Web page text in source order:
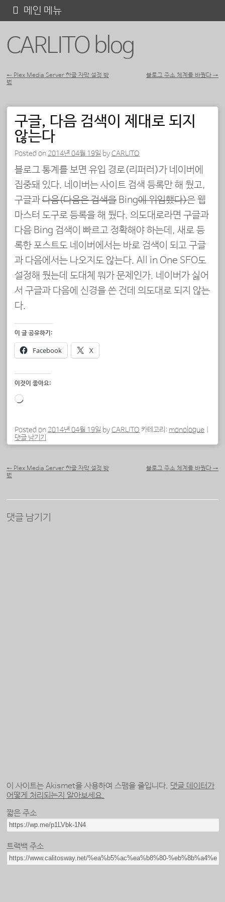
CARLITO blog
메인 메뉴
텐
포스트 내비게이션
← Plex Media Server 한글 자막 설정 방
법
블로그 주소 체계를 바꿨다 →
구글, 다음 검색이 제대로 되지
않는다
Posted on 2014년 04월 19일 byCARLITO
블로그 통계를 보면 유입 경로(리퍼러)가 네이버에
집중돼 있다. 네이버는 사이트 검색 등록만 해 뒀고,
구글과다음(다음은 검색을 Bing에 위임했다)은 웹
마스터 도구로 등록을 해 뒀다. 의도대로라면 구글과
다음 Bing 검색이 빠르고 정확해야 하는데, 새로 등
록한 포스트도 네이버에서는 바로 검색이 되고 구글
과 다음에서는 나오지도 않는다. All in One SEO도
설정해 뒀는데 도대체 뭐가 문제인가. 네이버가 싫어
서 구글과 다음에 신경을 쓴 건데 의도대로 되지 않는
다.
이 글 공유하기:
Facebook X
이것이 좋아요:
로
중...
Posted on 2014년 04월 19일 byCARLITO 카테고리: monologue
댓글 남기기
← Plex Media Server 한글 자막 설정 방
법
블로그 주소 체계를 바꿨다 →
댓글 남기기
이 사이트는 Akismet을 사용하여 스팸을 줄입니다. 댓글 데이터가
어떻게 처리되는지 알아보세요.
짧은 주소
트랙백 주소